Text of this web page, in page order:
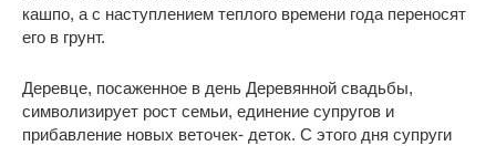
кашпо, а с наступлением теплого времени года переносят
его в грунт.
Деревце, посаженное в день Деревянной свадьбы,
символизирует рост семьи, единение супругов и
прибавление новых веточек- деток. С этого дня супруги